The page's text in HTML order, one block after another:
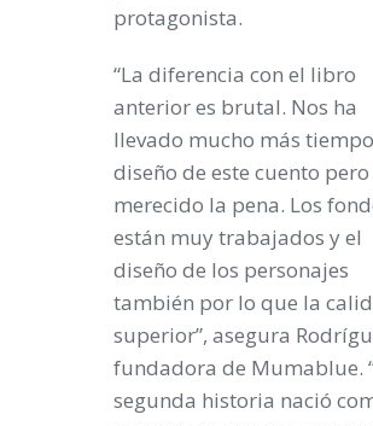
protagonista.
“La diferencia con el libro
anterior es brutal. Nos ha
llevado mucho más
diseño de este cuento pero
merecido la pena. Los
están muy trabajados y el
diseño de los personajes
también por lo que la
superior”, asegura
fundadora de Mumablue.
segunda historia nació